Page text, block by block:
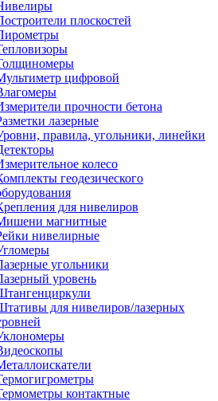
плоскостей
цифровой
прочности бетона
лазерные
правила, угольники, линейки
колесо
геодезического
для нивелиров
магнитные
нивелирные
угольники
уровень
для нивелиров/лазерных
контактные